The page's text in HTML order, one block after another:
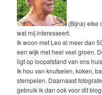
(Bijna) elke
wat mij interesseert.
Ik woon met Leo al meer dan
een wijk met heel veel groen.
ligt op loopafstand van ons
Ik hou van knutselen, koken,
stempelen. Daarnaast
gebruik ik dan ook voor dit blog.